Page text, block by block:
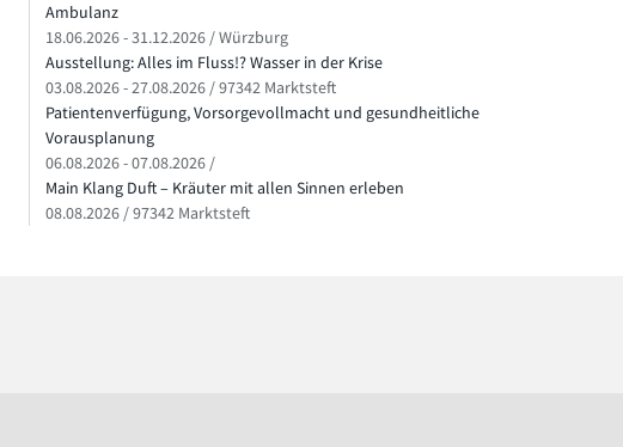
Ambulanz
18.06.2026 - 31.12.2026 / Würzburg
Ausstellung: Alles im Fluss!? Wasser in der Krise
03.08.2026 - 27.08.2026 / 97342 Marktsteft
Patientenverfügung, Vorsorgevollmacht und gesundheitliche
Vorausplanung
06.08.2026 - 07.08.2026 /
Main Klang Duft – Kräuter mit allen Sinnen erleben
08.08.2026 / 97342 Marktsteft